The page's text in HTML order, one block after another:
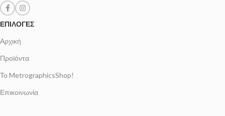
ΕΠΙΛΟΓΈΣ
Αρχική
Προϊόντα
Το MetrographicsShop!
Επικοινωνία